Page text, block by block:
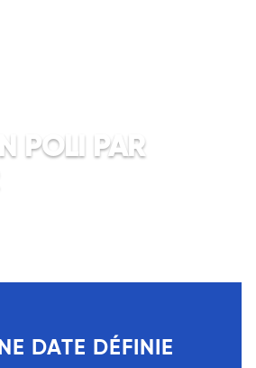
POLI PAR
DATE DÉFINIE